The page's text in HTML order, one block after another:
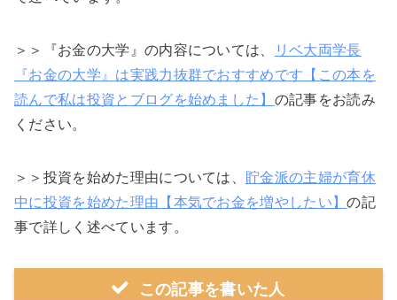
＞＞『お金の大学』の内容については、
リベ大両学長
『お金の大学』は実践力抜群でおすすめです【この本を
読んで私は投資とブログを始めました】 の記事をお読み
ください。
＞＞投資を始めた理由については、 貯金派の主婦が育休
中に投資を始めた理由【本気でお金を増やしたい】の記
事で詳しく述べています。
この記事を書いた人